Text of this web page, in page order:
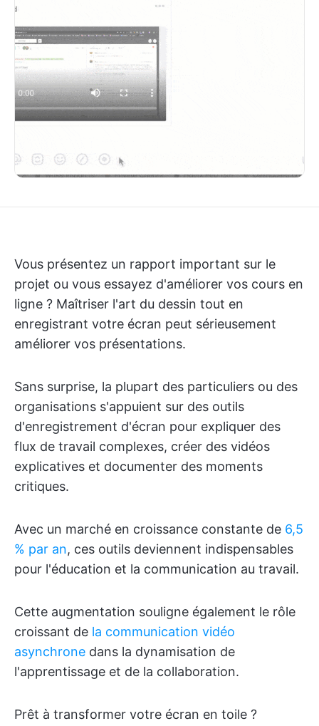
Vous présentez un rapport important sur le
projet ou vous essayez d'améliorer vos cours en
ligne ? Maîtriser l'art du dessin tout en
enregistrant votre écran peut sérieusement
améliorer vos présentations.
Sans surprise, la plupart des particuliers ou des
organisations s'appuient sur des outils
d'enregistrement d'écran pour expliquer des
flux de travail complexes, créer des vidéos
explicatives et documenter des moments
critiques.
Avec un marché en croissance constante de 6,5
% par an, ces outils deviennent indispensables
pour l'éducation et la communication au travail.
Cette augmentation souligne également le rôle
croissant de la communication vidéo
asynchrone dans la dynamisation de
l'apprentissage et de la collaboration.
Prêt à transformer votre écran en toile ?